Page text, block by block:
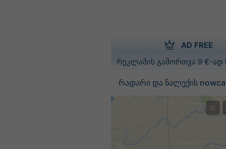
AD FREE
რეკლამის გამორთვა 9 €-ად
რადარი და ნალექის
©